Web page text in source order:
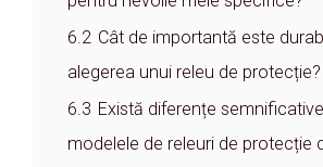
6.2 Cât de importantă este
alegerea unui releu de protecție?
6.3 Există diferențe
modelele de releuri de protecție